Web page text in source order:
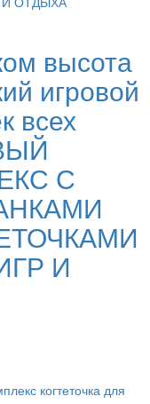
высота
игровой
всех
С
И